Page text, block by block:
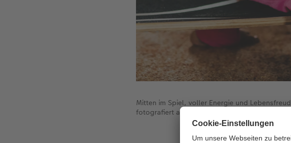
Mitten im Spiel, voller Energie und
fotografiert auf Augenhöhe.